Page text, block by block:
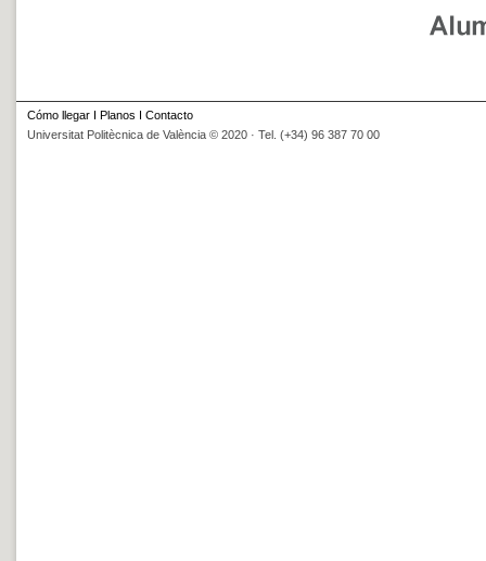
Cómo llegar I Planos I Contacto
Universitat Politècnica de València © 2020 · Tel. (+34) 96 387 70 00